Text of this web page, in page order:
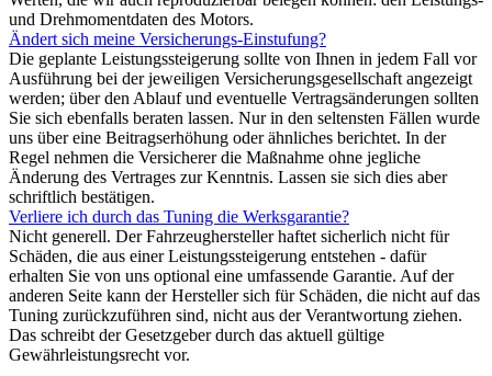
und Drehmomentdaten des Motors.
Ändert sich meine Versicherungs-Einstufung?
Die geplante Leistungssteigerung sollte von Ihnen in jedem Fall vor
Ausführung bei der jeweiligen Versicherungsgesellschaft angezeigt
werden; über den Ablauf und eventuelle Vertragsänderungen sollten
Sie sich ebenfalls beraten lassen. Nur in den seltensten Fällen wurde
uns über eine Beitragserhöhung oder ähnliches berichtet. In der
Regel nehmen die Versicherer die Maßnahme ohne jegliche
Änderung des Vertrages zur Kenntnis. Lassen sie sich dies aber
schriftlich bestätigen.
Verliere ich durch das Tuning die Werksgarantie?
Nicht generell. Der Fahrzeughersteller haftet sicherlich nicht für
Schäden, die aus einer Leistungssteigerung entstehen - dafür
erhalten Sie von uns optional eine umfassende Garantie. Auf der
anderen Seite kann der Hersteller sich für Schäden, die nicht auf das
Tuning zurückzuführen sind, nicht aus der Verantwortung ziehen.
Das schreibt der Gesetzgeber durch das aktuell gültige
Gewährleistungsrecht vor.